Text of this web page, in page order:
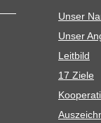
Unser
Unser
Leit­bild
17 Ziele